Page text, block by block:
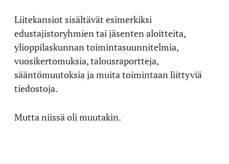
Liitekansiot sisältävät esimerkiksi
edustajistoryhmien tai jäsenten aloitteita,
ylioppilaskunnan toimintasuunnitelmia,
vuosikertomuksia, talousraportteja,
sääntömuutoksia ja muita toimintaan liittyviä
tiedostoja.
Mutta niissä oli muutakin.